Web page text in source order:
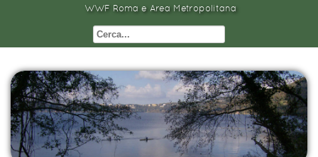
WWF Roma e Area Metropolitana